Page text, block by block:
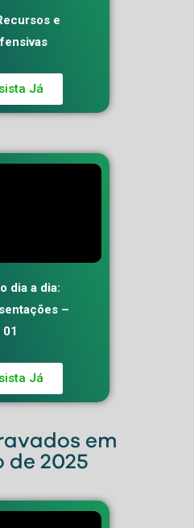
e
Já
dia a dia:
–
01
Já
em
de 2025